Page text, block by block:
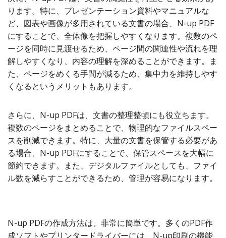
ります。特に、プレゼンテーション資料やマニュアルな
ど、図表や画像が多用されている文書の場合、N-up PDF
にすることで、全体像を把握しやすくなります。複数のペ
ージを同時に見渡せるため、ページ間の関連性や流れを理
解しやすくなり、内容の理解を深めることができます。ま
た、ページをめくる手間が減るため、集中力を維持しやす
くなるというメリットもあります。
さらに、N-up PDFは、文書の整理整頓にも役立ちます。
複数のページをまとめることで、物理的なファイルスペー
スを削減できます。特に、大量の文書を保管する必要があ
る場合、N-up PDFにすることで、保管スペースを大幅に
節約できます。また、デジタルファイルとしても、ファイ
ル数を減らすことができるため、管理が容易になります。
N-up PDFの作成方法は、非常に簡単です。多くのPDF作
成ソフトやプリンタードライバーには、N-up印刷の機能